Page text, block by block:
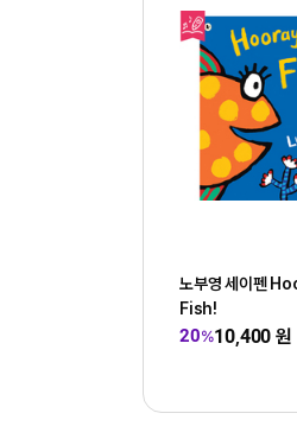
노부영 세이펜
Fish!
20%10,400원